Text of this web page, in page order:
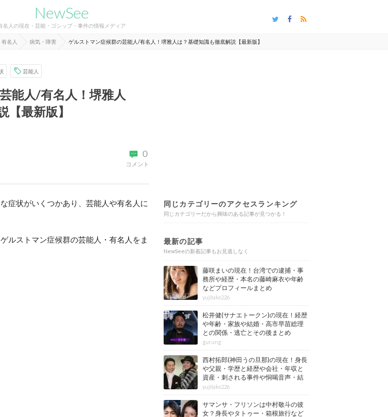
NewSee
名人の現在・芸能・ゴシップ・事件の情報メディア
名人 病気・障害 ゲルストマン症候群の芸能人/有名人！堺雅人は？基礎知識も徹底解説【最新版】
芸能人
能人/有名人！堺雅人
【最新版】
0
コメント
症状がいくつかあり、芸能人や有名人に
ルストマン症候群の芸能人・有名人をま
同じカテゴリーのアクセスランキング
同じカテゴリーだから興味のある記事が見つかる！
最新の記事
NewSeeの新着記事もお見逃しなく
藤咲まいの現在！台湾での逮捕・事
務所や経歴・本名の藤崎麻衣や年齢
などプロフィールまとめ
yujitake226
松井健(サナエトークン)の現在！経歴
や年齢・家族や結婚・高市早苗総理
との関係・逃亡とその後まとめ
gurung
西村拓郎(神田うの旦那)の現在！身長
や父親・学歴と経歴や会社・年収と
資産・刺される事件や恫喝音声・結
婚と子供や自宅・脳梗塞の病気もま
とめ
yujitake226
サマンサ・フリソンは中村敬斗の彼
女？身長やタトゥー・箱根旅行など